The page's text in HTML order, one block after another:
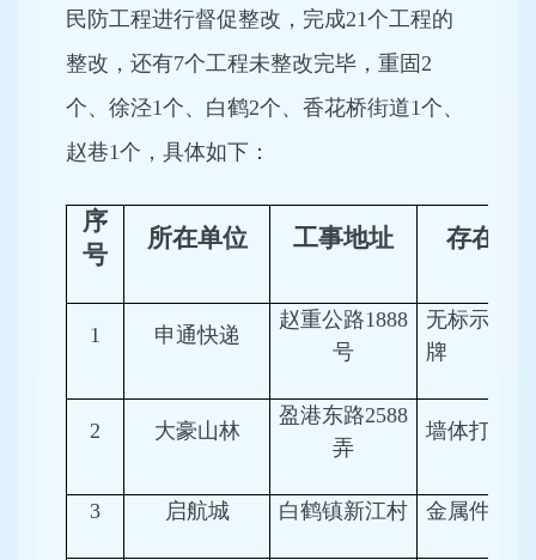
民防工程进行督促整改，完成21个工程的
整改，还有7个工程未整改完毕，重固2
个、徐泾1个、白鹤2个、香花桥街道1个、
赵巷1个，具体如下：
序
号
所在单位 工事地址 存在问
1 申通快递
赵重公路1888
号
无标示、
牌
2 大豪山林
盈港东路2588
弄
墙体打洞
3 启航城 白鹤镇新江村 金属件锈蚀